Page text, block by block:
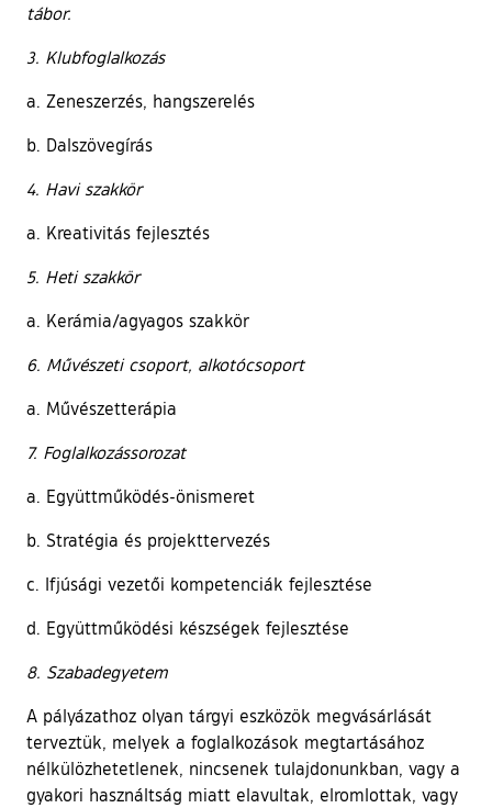
tábor.
3. Klubfoglalkozás
a. Zeneszerzés, hangszerelés
b. Dalszövegírás
4. Havi szakkör
a. Kreativitás fejlesztés
5. Heti szakkör
a. Kerámia/agyagos szakkör
6. Művészeti csoport, alkotócsoport
a. Művészetterápia
7. Foglalkozássorozat
a. Együttműködés-önismeret
b. Stratégia és projekttervezés
c. Ifjúsági vezetői kompetenciák fejlesztése
d. Együttműködési készségek fejlesztése
8. Szabadegyetem
A pályázathoz olyan tárgyi eszközök megvásárlását
terveztük, melyek a foglalkozások megtartásához
nélkülözhetetlenek, nincsenek tulajdonunkban, vagy a
gyakori használtság miatt elavultak, elromlottak, vagy